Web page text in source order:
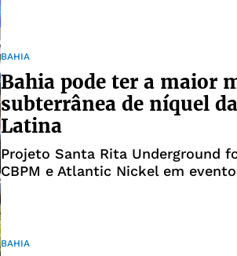
BAHIA
Bahia pode ter a maior
subterrânea de níquel
Latina
Projeto Santa Rita Underground
CBPM e Atlantic Nickel em evento
BAHIA